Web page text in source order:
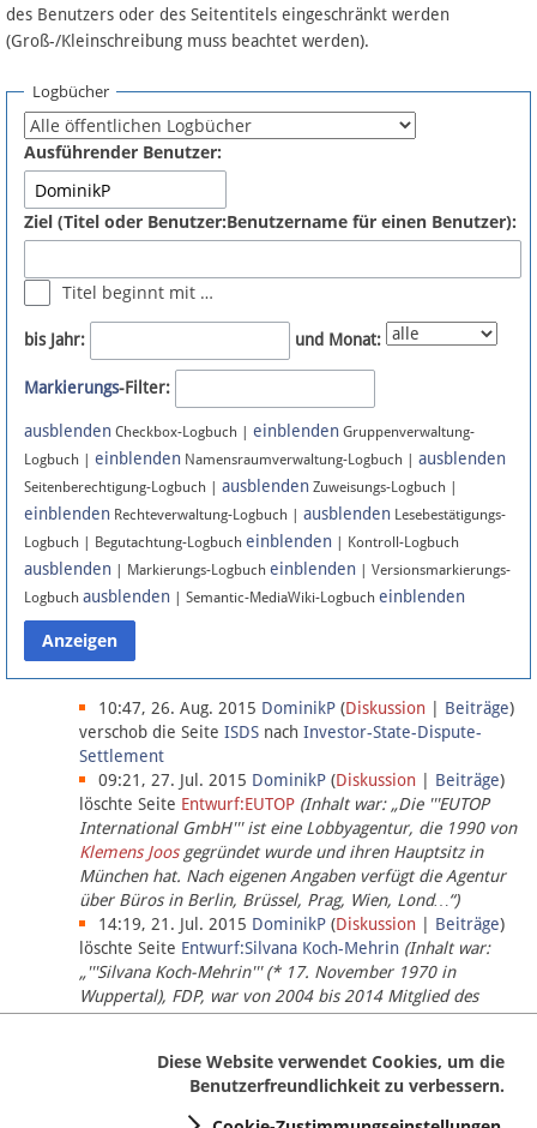
FAQ
Fördermitglied werden
Fehler melden
Newsletter
Bluesky
Facebook
Instagram
Anmelden
Datenschutz
Über Lobbypedia
Impressum
des Benutzers oder des Seitentitels eingeschränkt werden
(Groß-/Kleinschreibung muss beachtet werden).
Logbücher
Ausführender Benutzer:
Ziel (Titel oder Benutzer:Benutzername für einen Benutzer):
Titel beginnt mit …
bis Jahr: und Monat:
Markierungs-Filter:
ausblenden Checkbox-Logbuch | einblenden Gruppenverwaltung-
Logbuch | einblenden Namensraumverwaltung-Logbuch | ausblenden
Seitenberechtigung-Logbuch | ausblenden Zuweisungs-Logbuch |
einblenden Rechteverwaltung-Logbuch | ausblenden Lesebestätigungs-
Logbuch | Begutachtung-Logbuch einblenden | Kontroll-Logbuch
ausblenden | Markierungs-Logbuch einblenden | Versionsmarkierungs-
Logbuch ausblenden | Semantic-MediaWiki-Logbuch einblenden
10:47, 26. Aug. 2015 DominikP (Diskussion Beiträge)
verschob die Seite ISDS nach Investor-State-Dispute-
Settlement
09:21, 27. Jul. 2015 DominikP (Diskussion Beiträge)
löschte Seite Entwurf:EUTOP (Inhalt war: „Die '''EUTOP
International GmbH''' ist eine Lobbyagentur, die 1990 von
Klemens Joosgegründet wurde und ihren Hauptsitz in
München hat. Nach eigenen Angaben verfügt die Agentur
über Büros in Berlin, Brüssel, Prag, Wien, Lond…“)
14:19, 21. Jul. 2015 DominikP (Diskussion Beiträge)
löschte Seite Entwurf:Silvana Koch-Mehrin (Inhalt war:
„'''Silvana Koch-Mehrin''' (* 17. November 1970 in
Wuppertal), FDP, war von 2004 bis 2014 Mitglied des
Europäischen Parlaments, seit November 2014 ist sie für
Diese Website verwendet Cookies, um die
Benutzerfreundlichkeit zu verbessern.